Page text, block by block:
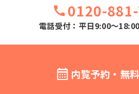
0120-
電話受付：平日9:00～
内覧予約・無